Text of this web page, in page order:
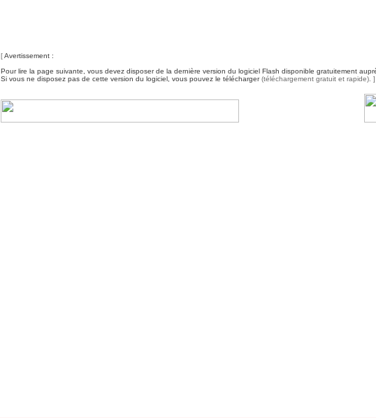
[Avertissement :
Pour lire la page suivante, vous devez disposer de la dernière version du logiciel Flash disponible gratuitement
Si vous ne disposez pas de cette version du logiciel, vous pouvez le télécharger(téléchargement gratuit et rapide). ]